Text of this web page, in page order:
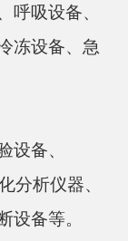
呼吸设备、
冻设备、急
设备、
分析仪器、
设备等。